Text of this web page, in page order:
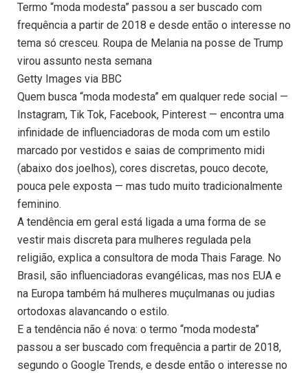
Termo “moda modesta” passou a ser buscado com
frequência a partir de 2018 e desde então o interesse no
tema só cresceu. Roupa de Melania na posse de Trump
virou assunto nesta semana
Getty Images via BBC
Quem busca “moda modesta” em qualquer rede social —
Instagram, Tik Tok, Facebook, Pinterest — encontra uma
infinidade de influenciadoras de moda com um estilo
marcado por vestidos e saias de comprimento midi
(abaixo dos joelhos), cores discretas, pouco decote,
pouca pele exposta — mas tudo muito tradicionalmente
feminino.
A tendência em geral está ligada a uma forma de se
vestir mais discreta para mulheres regulada pela
religião, explica a consultora de moda Thais Farage. No
Brasil, são influenciadoras evangélicas, mas nos EUA e
na Europa também há mulheres muçulmanas ou judias
ortodoxas alavancando o estilo.
E a tendência não é nova: o termo “moda modesta”
passou a ser buscado com frequência a partir de 2018,
segundo o Google Trends, e desde então o interesse no